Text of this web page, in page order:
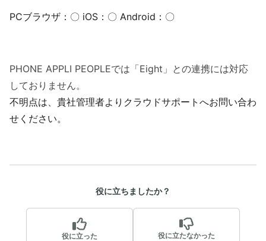
PCブラウザ：〇 iOS：〇 Android：〇
PHONE APPLI PEOPLEでは「Eight」との連携には対応
しておりません。
不明点は、貴社管理者よりクラウドサポートへお問い合わ
せください。
役に立ちましたか？
役に立った 役に立たなかった